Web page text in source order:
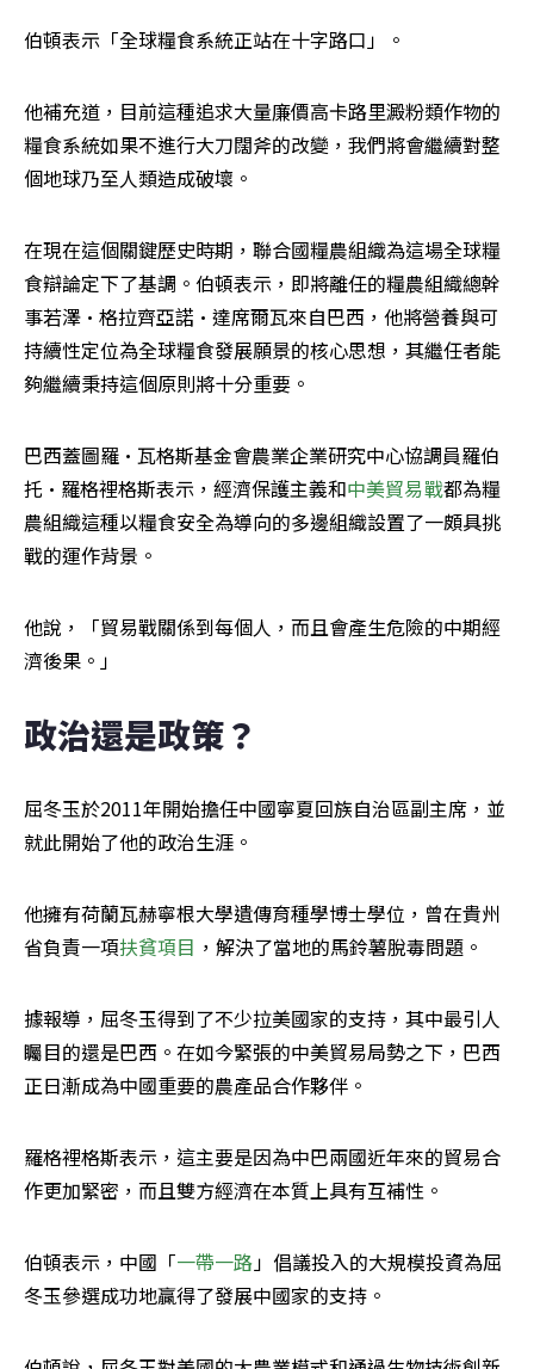
伯頓表示「全球糧食系統正站在十字路口」。
他補充道，目前這種追求大量廉價高卡路里澱粉類作物的
糧食系統如果不進行大刀闊斧的改變，我們將會繼續對整
個地球乃至人類造成破壞。
在現在這個關鍵歷史時期，聯合國糧農組織為這場全球糧
食辯論定下了基調。伯頓表示，即將離任的糧農組織總幹
事若澤·格拉齊亞諾·達席爾瓦來自巴西，他將營養與可
持續性定位為全球糧食發展願景的核心思想，其繼任者能
夠繼續秉持這個原則將十分重要。
巴西蓋圖羅·瓦格斯基金會農業企業研究中心協調員羅伯
托·羅格裡格斯表示，經濟保護主義和中美貿易戰都為糧
農組織這種以糧食安全為導向的多邊組織設置了一頗具挑
戰的運作背景。
他說，「貿易戰關係到每個人，而且會產生危險的中期經
濟後果。」
政治還是政策？
屈冬玉於2011年開始擔任中國寧夏回族自治區副主席，並
就此開始了他的政治生涯。
他擁有荷蘭瓦赫寧根大學遺傳育種學博士學位，曾在貴州
省負責一項扶貧項目 ，解決了當地的馬鈴薯脫毒問題。
據報導，屈冬玉得到了不少拉美國家的支持，其中最引人
矚目的還是巴西。在如今緊張的中美貿易局勢之下，巴西
正日漸成為中國重要的農產品合作夥伴。
羅格裡格斯表示，這主要是因為中巴兩國近年來的貿易合
作更加緊密，而且雙方經濟在本質上具有互補性。
伯頓表示，中國「一帶一路 」倡議投入的大規模投資為屈
冬玉參選成功地贏得了發展中國家的支持。